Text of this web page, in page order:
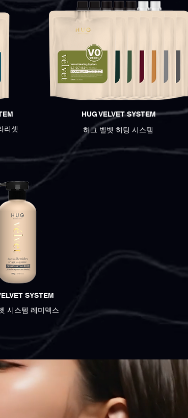
리셋
HUG VELVET SYSTEM
허그 벨벳 히팅 시스템
SYSTEM
시스템 레미덱스